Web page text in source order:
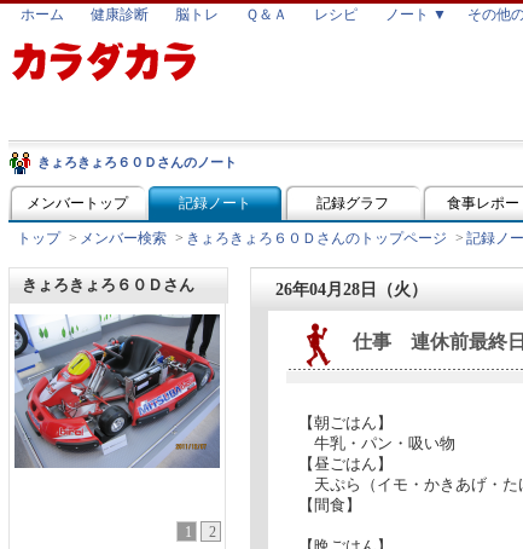
ホーム 健康診断 脳トレ Ｑ＆Ａ レシピ ノート ▼ その他
きょろきょろ６０Ｄさんのノート
メンバートップ 記録ノート 記録グラフ 食事レポー
トップ > メンバー検索 > きょろきょろ６０Ｄさんのトップページ > 記録ノ
きょろきょろ６０Ｄさん
1
2
26年04月28日（火）
仕事 連休前最終日
【朝ごはん】
牛乳・パン・吸い物
【昼ごはん】
天ぷら（イモ・かきあげ・た
【間食】